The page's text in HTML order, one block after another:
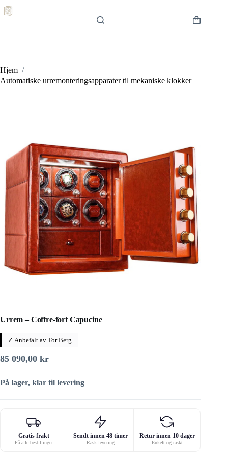
til
Hjem /
Automatiske urremonteringsapparater til mekaniske klokker
Urrem – Coffre-fort Capucine
✓ Anbefalt av Tor Berg
85 090,00 kr
På lager, klar til levering
Gratis frakt
På alle bestillinger
Sendt innen 48 timer
Rask levering
Retur innen 10 dager
Enkelt og raskt